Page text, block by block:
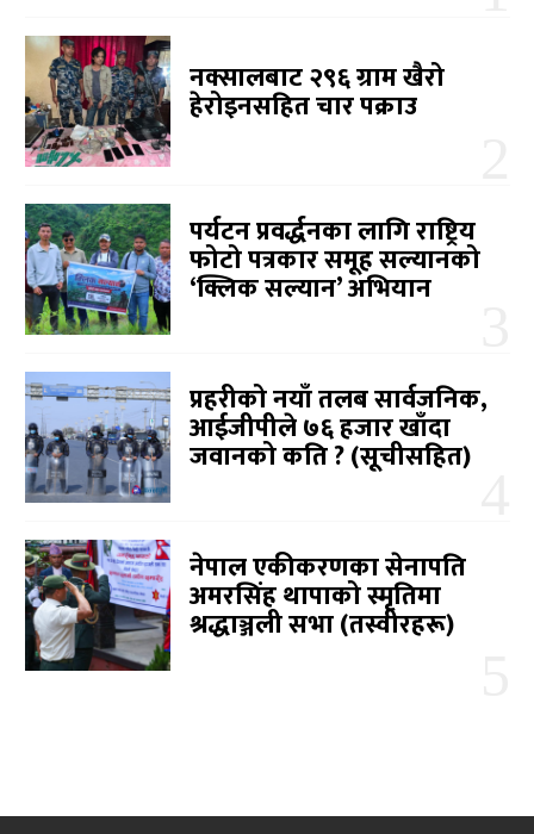
नक्सालबाट २९६ ग्राम खैरो
हेरोइनसहित चार पक्राउ
पर्यटन प्रवर्द्धनका लागि राष्ट्रिय
फोटो पत्रकार समूह सल्यानको
‘क्लिक सल्यान’ अभियान
प्रहरीको नयाँ तलब सार्वजनिक,
आईजीपीले ७६ हजार खाँदा
जवानको कति ? (सूचीसहित)
नेपाल एकीकरणका सेनापति
अमरसिंह थापाको स्मृतिमा
श्रद्धाञ्जली सभा (तस्वीरहरू)